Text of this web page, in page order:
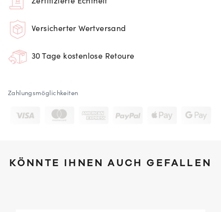
Versicherter Wertversand
30 Tage kostenlose Retoure
Zahlungsmöglichkeiten
KÖNNTE IHNEN AUCH GEFALLEN